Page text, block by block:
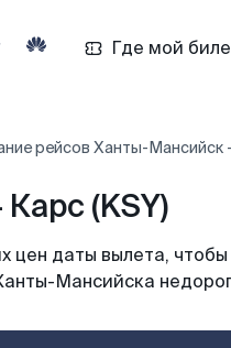
Где мой
рейсов Ханты-Мансийск
(KSY)
цен даты вылета, чтобы
Мансийска